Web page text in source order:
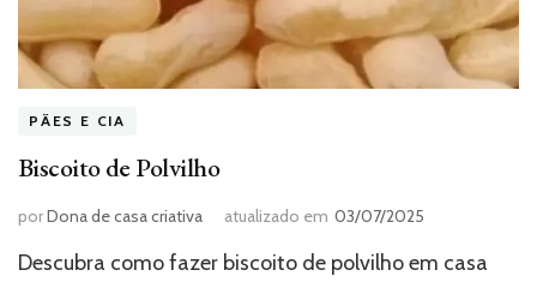
PÃES E CIA
Biscoito de Polvilho
porDona de casa criativa atualizado em 03/07/2025
Descubra como fazer biscoito de polvilho em casa